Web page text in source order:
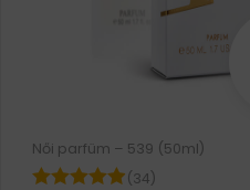
Női parfüm – 539 (50ml)
(34)